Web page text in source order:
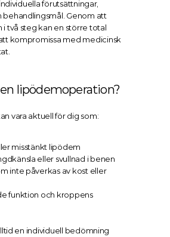
förutsättningar,
Genom att
två steg kan en större total
kompromissa med medicinsk
lipödemoperation?
vara aktuell för dig som:
misstänkt lipödem
eller svullnad i benen
inte påverkas av kost eller
funktion och kroppens
en individuell bedömning